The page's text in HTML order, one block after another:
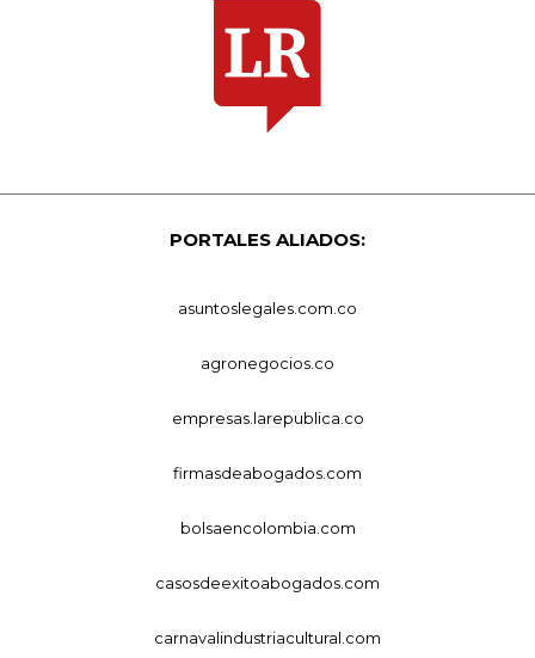
PORTALES ALIADOS:
asuntoslegales.com.co
agronegocios.co
empresas.larepublica.co
firmasdeabogados.com
bolsaencolombia.com
casosdeexitoabogados.com
carnavalindustriacultural.com